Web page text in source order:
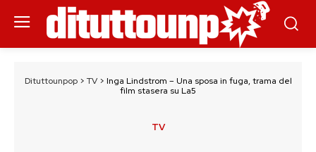
Dituttounpop> TV> Inga Lindstrom – Una sposa in fuga, trama del
film stasera su La5
TV